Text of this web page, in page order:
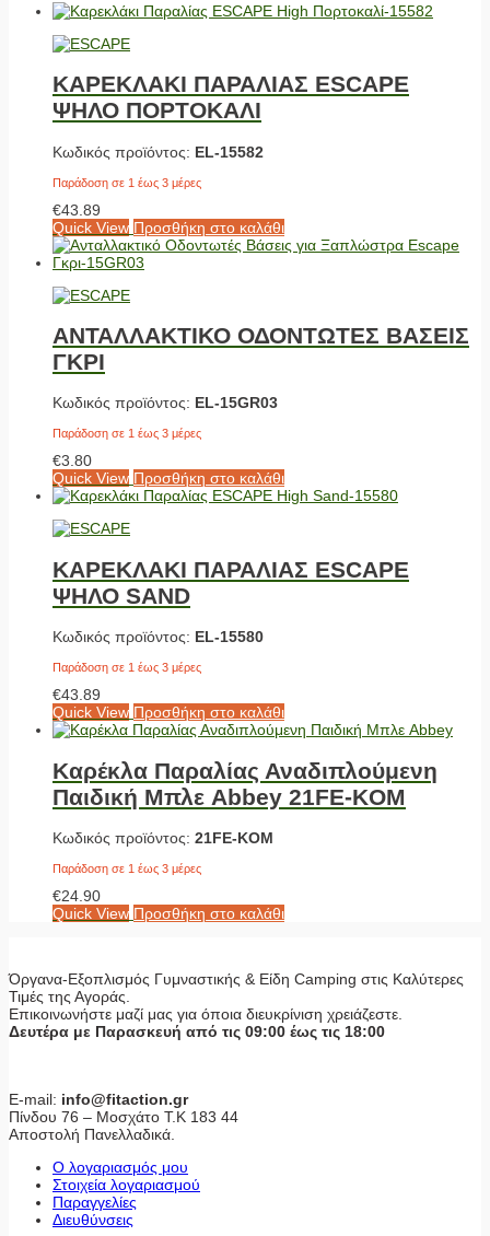
ΚΑΡΕΚΛΑΚΙ ΠΑΡΑΛΙΑΣ ESCAPE
ΨΗΛΟ ΠΟΡΤΟΚΑΛΙ
Κωδικός προϊόντος: EL-15582
Παράδοση σε 1 έως 3 μέρες
€43.89
Quick View Προσθήκη στο καλάθι
ΑΝΤΑΛΛΑΚΤΙΚΟ ΟΔΟΝΤΩΤΕΣ ΒΑΣΕΙΣ
ΓΚΡΙ
Κωδικός προϊόντος: EL-15GR03
Παράδοση σε 1 έως 3 μέρες
€3.80
Quick View Προσθήκη στο καλάθι
ΚΑΡΕΚΛΑΚΙ ΠΑΡΑΛΙΑΣ ESCAPE
ΨΗΛΟ SAND
Κωδικός προϊόντος: EL-15580
Παράδοση σε 1 έως 3 μέρες
€43.89
Quick View Προσθήκη στο καλάθι
Καρέκλα Παραλίας Αναδιπλούμενη
Παιδική Μπλε Abbey 21FE-KOM
Κωδικός προϊόντος: 21FE-KOM
Παράδοση σε 1 έως 3 μέρες
€24.90
Quick View Προσθήκη στο καλάθι
Όργανα-Εξοπλισμός Γυμναστικής & Είδη Camping στις Καλύτερες
Τιμές της Αγοράς.
Επικοινωνήστε μαζί μας για όποια διευκρίνιση χρειάζεστε.
Δευτέρα με Παρασκευή από τις 09:00 έως τις 18:00
E-mail: info@fitaction.gr
Πίνδου 76 – Μοσχάτο Τ.Κ 183 44
Αποστολή Πανελλαδικά.
Ο λογαριασμός μου
Στοιχεία λογαριασμού
Παραγγελίες
Διευθύνσεις